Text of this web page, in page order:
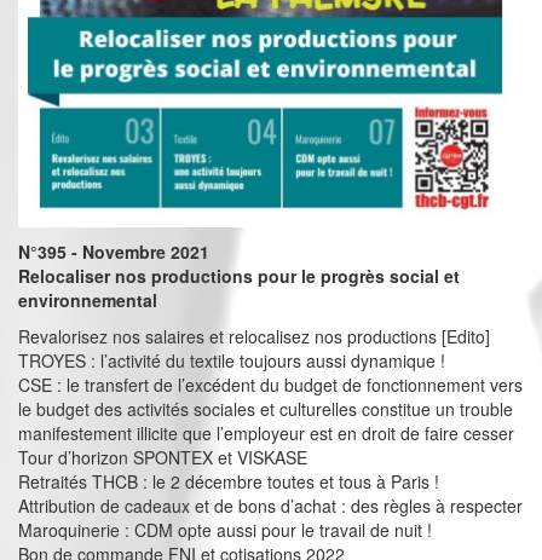
N°395 - Novembre 2021
Relocaliser nos productions pour le progrès social et
environnemental
Revalorisez nos salaires et relocalisez nos productions [Edito]
TROYES : l’activité du textile toujours aussi dynamique !
CSE : le transfert de l’excédent du budget de fonctionnement vers
le budget des activités sociales et culturelles constitue un trouble
manifestement illicite que l’employeur est en droit de faire cesser
Tour d’horizon SPONTEX et VISKASE
Retraités THCB : le 2 décembre toutes et tous à Paris !
Attribution de cadeaux et de bons d’achat : des règles à respecter
Maroquinerie : CDM opte aussi pour le travail de nuit !
Bon de commande FNI et cotisations 2022